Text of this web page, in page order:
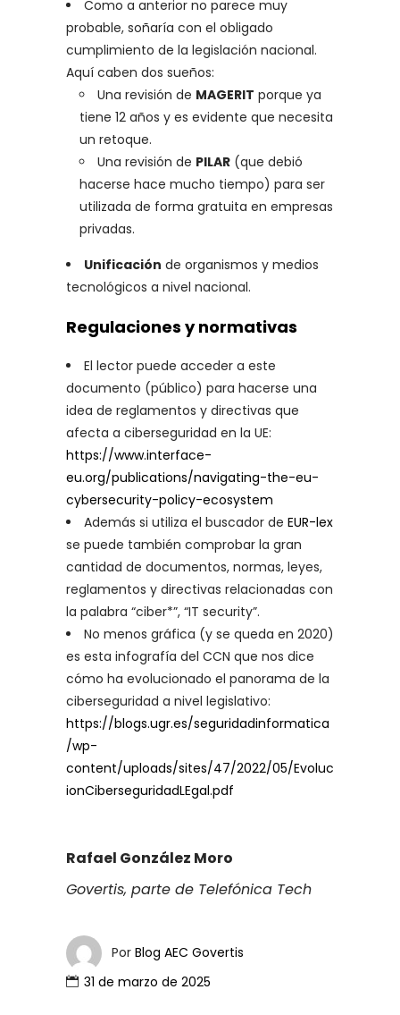
Como a anterior no parece muy
probable, soñaría con el obligado
cumplimiento de la legislación nacional.
Aquí caben dos sueños:
Una revisión de MAGERIT porque ya
tiene 12 años y es evidente que necesita
un retoque.
Una revisión de PILAR (que debió
hacerse hace mucho tiempo) para ser
utilizada de forma gratuita en empresas
privadas.
Unificación de organismos y medios
tecnológicos a nivel nacional.
Regulaciones y normativas
El lector puede acceder a este
documento (público) para hacerse una
idea de reglamentos y directivas que
afecta a ciberseguridad en la UE:
https://www.interface-
eu.org/publications/navigating-the-eu-
cybersecurity-policy-ecosystem
Además si utiliza el buscador de EUR-lex
se puede también comprobar la gran
cantidad de documentos, normas, leyes,
reglamentos y directivas relacionadas con
la palabra “ciber*”, “IT security”.
No menos gráfica (y se queda en 2020)
es esta infografía del CCN que nos dice
cómo ha evolucionado el panorama de la
ciberseguridad a nivel legislativo:
https://blogs.ugr.es/seguridadinformatica
/wp-
content/uploads/sites/47/2022/05/Evoluc
ionCiberseguridadLEgal.pdf
Rafael González Moro
Govertis, parte de Telefónica Tech
Por Blog AEC Govertis
31 de marzo de 2025